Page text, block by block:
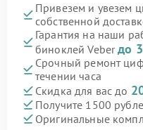
Привезем и увезем
собственной
Гарантия на наши
биноклей Veberдо
Срочный ремонт
течении часа
Скидка для вас до
Получите 1500
Оригинальные